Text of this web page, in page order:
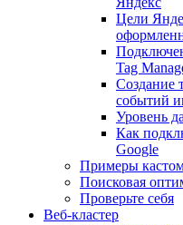
Цели
Tag
Создание
событий
Уровень
Как
Google
Примеры
Поисковая
Проверьте себя
Веб-кластер